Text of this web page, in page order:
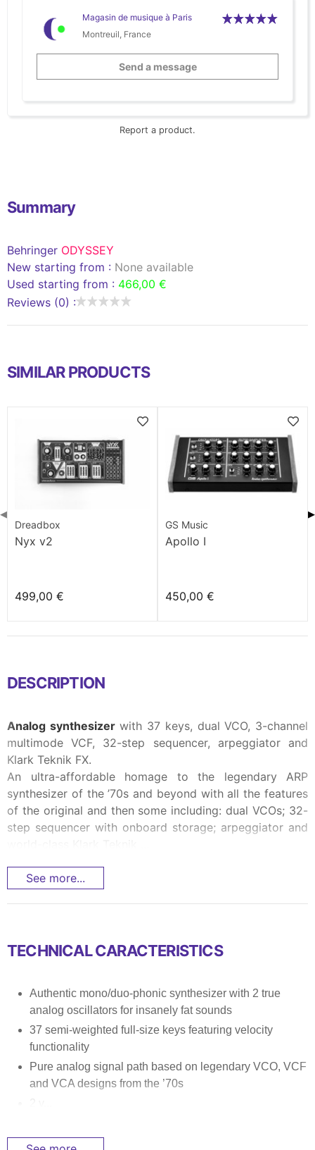
Magasin de musique à Paris
Montreuil, France
Send a message
Report a product.
Summary
Behringer ODYSSEY
New starting from : None available
Used starting from : 466,00 €
Reviews (0) :
SIMILAR PRODUCTS
Dreadbox
Nyx v2
499,00 €
GS Music
Apollo I
450,00 €
◀ ▶
DESCRIPTION
Analog synthesizerwith 37 keys, dual VCO, 3-channel
multimode VCF, 32-step sequencer, arpeggiator and
Klark Teknik FX.
An ultra-affordable homage to the legendary ARP
synthesizer of the ’70s and beyond with all the features
of the original and then some including: dual VCOs; 32-
step sequencer with onboard storage; arpeggiator and
See more...
TECHNICAL CARACTERISTICS
Authentic mono/duo-phonic synthesizer with 2 true
analog oscillators for insanely fat sounds
37 semi-weighted full-size keys featuring velocity
functionality
Pure analog signal path based on legendary VCO, VCF
and VCA designs from the ’70s
2 v...